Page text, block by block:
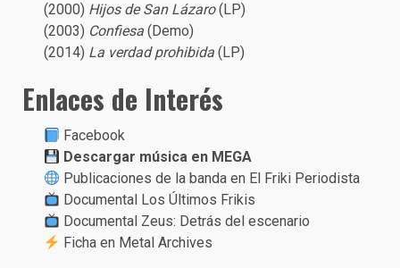
(2000) Hijos de San Lázaro(LP)
(2003) Confiesa (Demo)
(2014) La verdad prohibida (LP)
Enlaces de Interés
Facebook
Descargar música en MEGA
Publicaciones de la banda en El Friki Periodista
Documental Los Últimos Frikis
Documental Zeus: Detrás del escenario
Ficha en Metal Archives